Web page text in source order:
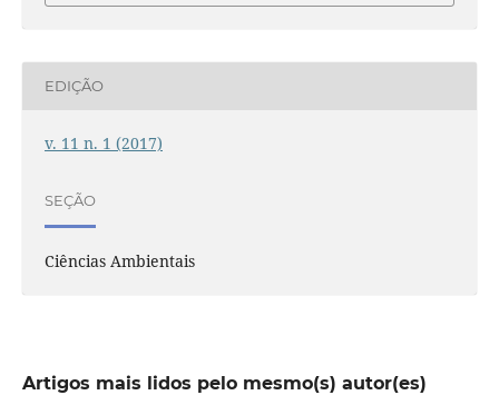
EDIÇÃO
v. 11 n. 1 (2017)
SEÇÃO
Ciências Ambientais
Artigos mais lidos pelo mesmo(s) autor(es)